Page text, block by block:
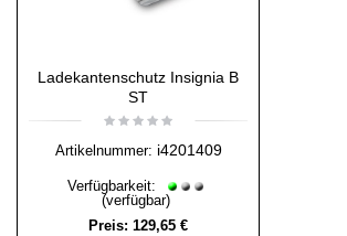
Ladekantenschutz Insignia B
ST
Artikelnummer: i4201409
Verfügbarkeit:
(verfügbar)
Preis: 129,65 €